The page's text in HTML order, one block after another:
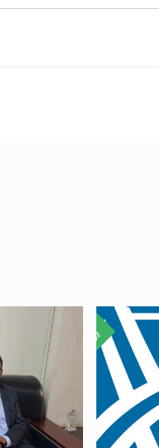
يوليو